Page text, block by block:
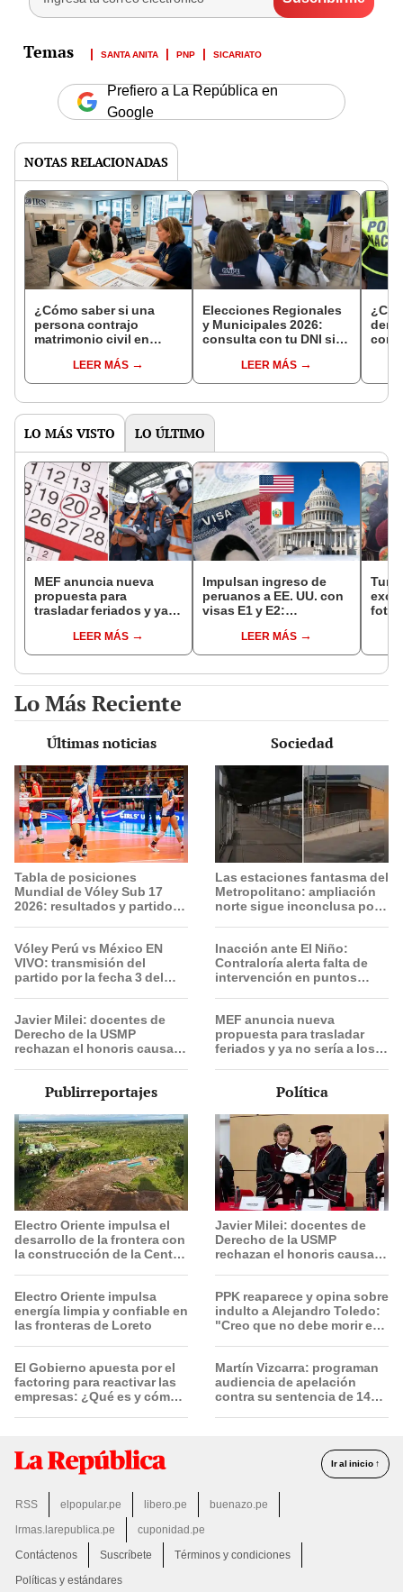
SANTA ANITA PNP SICARIATO
Prefiero a La República en
Google
NOTAS RELACIONADAS
¿Cómo saber si una
persona contrajo
matrimonio civil en
LEER MÁS
Elecciones Regionales
y Municipales 2026:
consulta con tu DNI si
de mesa para este 4 de
octubre en el link oficial
LEER MÁS
con
LO MÁS VISTO LO ÚLTIMO
MEF anuncia nueva
propuesta para
trasladar feriados y ya
“Lunes es mejor día”
LEER MÁS
Impulsan ingreso de
peruanos a EE. UU. con
visas E1 y E2:
pymes serían los más
beneficiados
LEER MÁS
Lo Más Reciente
Últimas noticias
Tabla de posiciones
Mundial de Vóley Sub 17
2026: resultados y partidos
Vóley Perú vs México EN
VIVO: transmisión del
partido por la fecha 3 del
Javier Milei: docentes de
Derecho de la USMP
rechazan el honoris causa
Sociedad
Las estaciones fantasma del
Metropolitano: ampliación
norte sigue inconclusa por
Inacción ante El Niño:
Contraloría alerta falta de
intervención en puntos
MEF anuncia nueva
propuesta para trasladar
feriados y ya no sería a los
Publirreportajes
Electro Oriente impulsa el
desarrollo de la frontera con
la construcción de la Central
Electro Oriente impulsa
energía limpia y confiable en
las fronteras de Loreto
El Gobierno apuesta por el
factoring para reactivar las
empresas: ¿Qué es y cómo
Política
Javier Milei: docentes de
Derecho de la USMP
rechazan el honoris causa
PPK reaparece y opina sobre
indulto a Alejandro Toledo:
"Creo que no debe morir en
Martín Vizcarra: programan
audiencia de apelación
contra su sentencia de 14
Ir al inicio ↑
RSS elpopular.pe libero.pe
buenazo.pe
lrmas.larepublica.pe
cuponidad.pe
Contáctenos
Suscríbete
Términos y condiciones
Políticas y estándares